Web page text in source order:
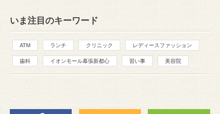
いま注目のキーワード
ATM ランチ クリニック レディースファッション
歯科 イオンモール幕張新都心 習い事 美容院